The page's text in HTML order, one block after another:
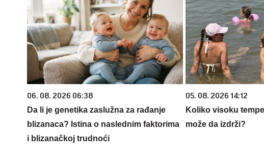
06. 08. 2026 06:38
Da li je genetika zaslužna za rađanje
blizanaca? Istina o naslednim faktorima
i blizanačkoj trudnoći
05. 08. 2026 14:12
Koliko visoku
može da izdrži?